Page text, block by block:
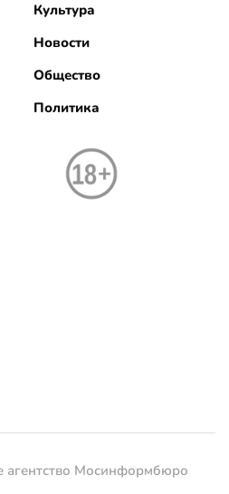
Культура
Новости
Общество
Политика
Мосинформбюро